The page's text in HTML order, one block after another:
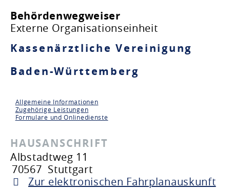
Behördenwegweiser
Externe Organisationseinheit
Kassenärztliche Vereinigung
Baden-Württemberg
Allgemeine Informationen
Zugehörige Leistungen
Formulare und Onlinedienste
HAUSANSCHRIFT
Albstadtweg 11
70567 Stuttgart
Zur elektronischen Fahrplanauskunft